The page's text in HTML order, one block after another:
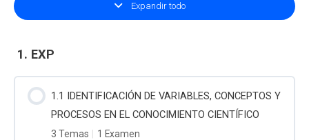
Expandir todo
1. EXP
1.1 IDENTIFICACIÓN DE VARIABLES, CONCEPTOS Y
PROCESOS EN EL CONOCIMIENTO CIENTÍFICO
3 Temas 1 Examen